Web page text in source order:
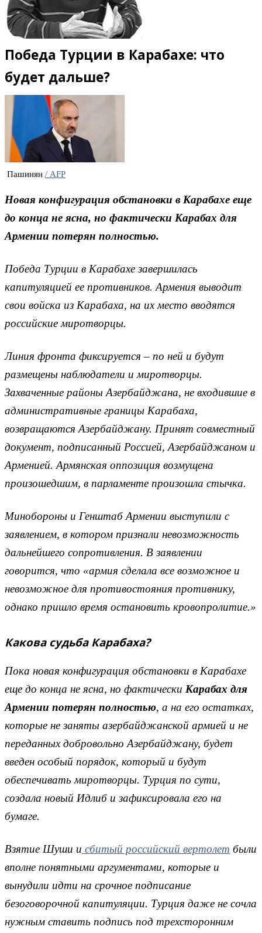
Победа Турции в Карабахе: что
будет дальше?
Пашинян / AFP
Новая конфигурация обстановки в Карабахе еще
до конца не ясна, но фактически Карабах для
Армении потерян полностью.
Победа Турции в Карабахе завершилась
капитуляцией ее противников. Армения выводит
свои войска из Карабаха, на их место вводятся
российские миротворцы.
Линия фронта фиксируется – по ней и будут
размещены наблюдатели и миротворцы.
Захваченные районы Азербайджана, не входившие в
административные границы Карабаха,
возвращаются Азербайджану. Принят совместный
документ, подписанный Россией, Азербайджаном и
Арменией. Армянская оппозиция возмущена
произошедшим, в парламенте произошла стычка.
Минобороны и Генштаб Армении выступили с
заявлением, в котором признали невозможность
дальнейшего сопротивления. В заявлении
говорится, что «армия сделала все возможное и
невозможное для противостояния противнику,
однако пришло время остановить кровопролитие.»
Какова судьба Карабаха?
Пока новая конфигурация обстановки в Карабахе
еще до конца не ясна, но фактически Карабах для
Армении потерян полностью, а на его остатках,
которые не заняты азербайджанской армией и не
переданных добровольно Азербайджану, будет
введен особый порядок, который и будут
обеспечивать миротворцы. Турция по сути,
создала новый Идлиб и зафиксировала его на
бумаге.
Взятие Шуши и сбитый российский вертолет были
вполне понятными аргументами, которые и
вынудили идти на срочное подписание
безоговорочной капитуляции. Турция даже не сочла
нужным ставить подпись под трехсторонним